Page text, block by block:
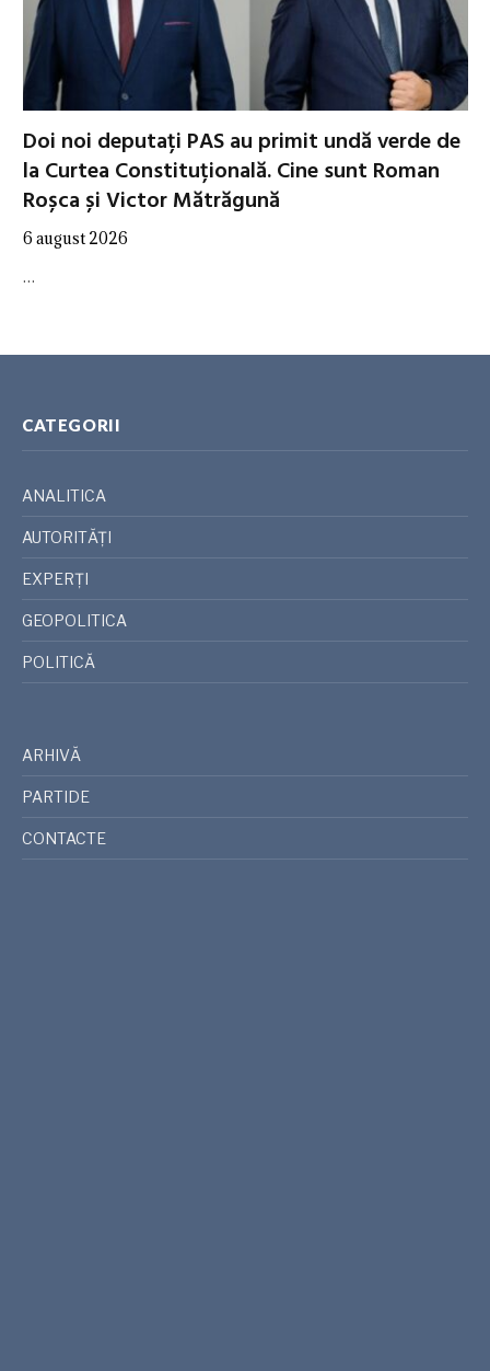
Doi noi deputați PAS au primit undă verde de
la Curtea Constituțională. Cine sunt Roman
Roșca și Victor Mătrăgună
6 august 2026
…
CATEGORII
ANALITICA
AUTORITĂȚI
EXPERȚI
GEOPOLITICA
POLITICĂ
ARHIVĂ
PARTIDE
CONTACTE